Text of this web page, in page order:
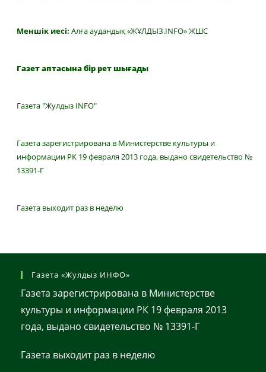
Меншік иесі: Алға аудандық «ЖҰЛДЫЗ.INFO» ЖШС
Газет аптасына бір рет шығады
Газета "Жулдыз INFO"
Газета зарегистрирована в Министерстве культуры и
информации РК 19 февраля 2013 года, выдано свидетельство №
13391-Г
Газета выходит раз в неделю
Газета «Жулдыз ИНФО»
Газета зарегистрирована в Министерстве
культуры и информации РК 19 февраля 2013
года, выдано свидетельство № 13391-Г
Газета выходит раз в неделю